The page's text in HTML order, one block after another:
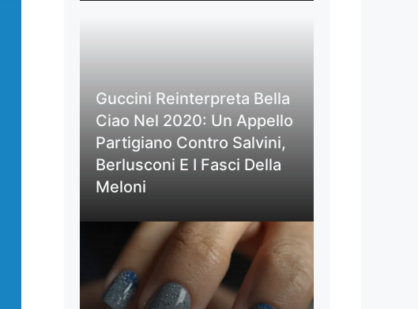
Guccini Reinterpreta Bella
Ciao Nel 2020: Un Appello
Partigiano Contro Salvini,
Berlusconi E I Fasci Della
Meloni